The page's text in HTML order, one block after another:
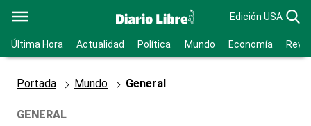
Edición USA
Última Hora Actualidad Política Mundo Economía
Portada Mundo General
GENERAL